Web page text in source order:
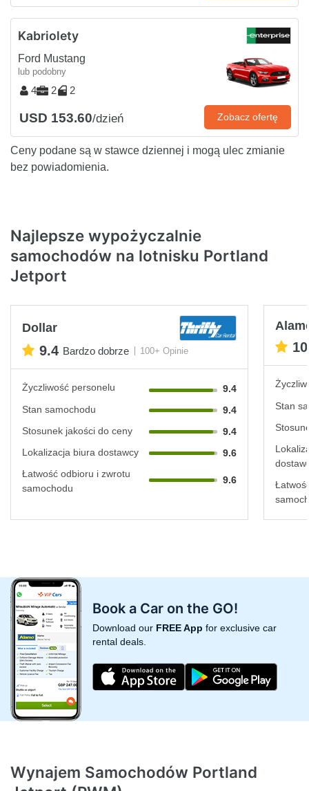
Kabriolety
Ford Mustang
lub podobny
4 2 2
USD 153.60/dzień Zobacz ofertę
Ceny podane są w stawce dziennej i mogą ulec zmianie
bez powiadomienia.
Najlepsze wypożyczalnie
samochodów na lotnisku Portland
Jetport
Dollar
9.4 Bardzo dobrze 100+ Opinie
Życzliwość personelu
9.4
Stan samochodu
9.4
Stosunek jakości do ceny
9.4
Lokalizacja biura dostawcy
9.6
Łatwość odbioru i zwrotu
samochodu
9.6
Stan
Book a Car on the GO!
Download our FREE App for exclusive car
rental deals.
Wynajem Samochodów Portland